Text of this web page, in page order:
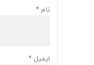
نام*
ایمیل *